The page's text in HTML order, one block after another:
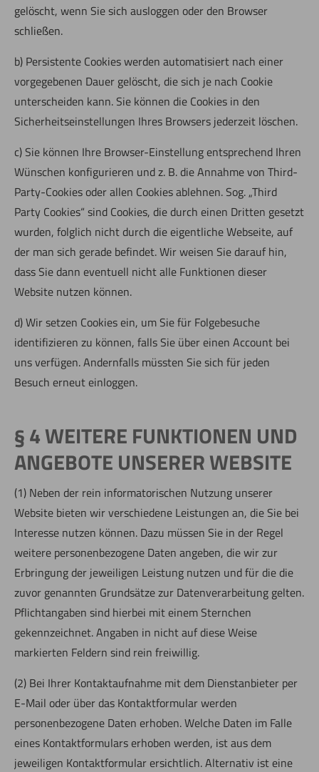
gelöscht, wenn Sie sich ausloggen oder den Browser
schließen.
b) Persistente Cookies werden automatisiert nach einer
vorgegebenen Dauer gelöscht, die sich je nach Cookie
unterscheiden kann. Sie können die Cookies in den
Sicherheitseinstellungen Ihres Browsers jederzeit löschen.
c) Sie können Ihre Browser-Einstellung entsprechend Ihren
Wünschen konfigurieren und z. B. die Annahme von Third-
Party-Cookies oder allen Cookies ablehnen. Sog. „Third
Party Cookies“ sind Cookies, die durch einen Dritten gesetzt
wurden, folglich nicht durch die eigentliche Webseite, auf
der man sich gerade befindet. Wir weisen Sie darauf hin,
dass Sie dann eventuell nicht alle Funktionen dieser
Website nutzen können.
d) Wir setzen Cookies ein, um Sie für Folgebesuche
identifizieren zu können, falls Sie über einen Account bei
uns verfügen. Andernfalls müssten Sie sich für jeden
Besuch erneut einloggen.
§ 4 WEITERE FUNKTIONEN UND
ANGEBOTE UNSERER WEBSITE
(1) Neben der rein informatorischen Nutzung unserer
Website bieten wir verschiedene Leistungen an, die Sie bei
Interesse nutzen können. Dazu müssen Sie in der Regel
weitere personenbezogene Daten angeben, die wir zur
Erbringung der jeweiligen Leistung nutzen und für die die
zuvor genannten Grundsätze zur Datenverarbeitung gelten.
Pflichtangaben sind hierbei mit einem Sternchen
gekennzeichnet. Angaben in nicht auf diese Weise
markierten Feldern sind rein freiwillig.
(2) Bei Ihrer Kontaktaufnahme mit dem Dienstanbieter per
E-Mail oder über das Kontaktformular werden
personenbezogene Daten erhoben. Welche Daten im Falle
eines Kontaktformulars erhoben werden, ist aus dem
jeweiligen Kontaktformular ersichtlich. Alternativ ist eine